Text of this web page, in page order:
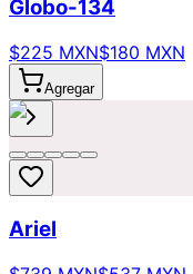
Globo-134
$225 MXN$180 MXN
Agregar
Ariel